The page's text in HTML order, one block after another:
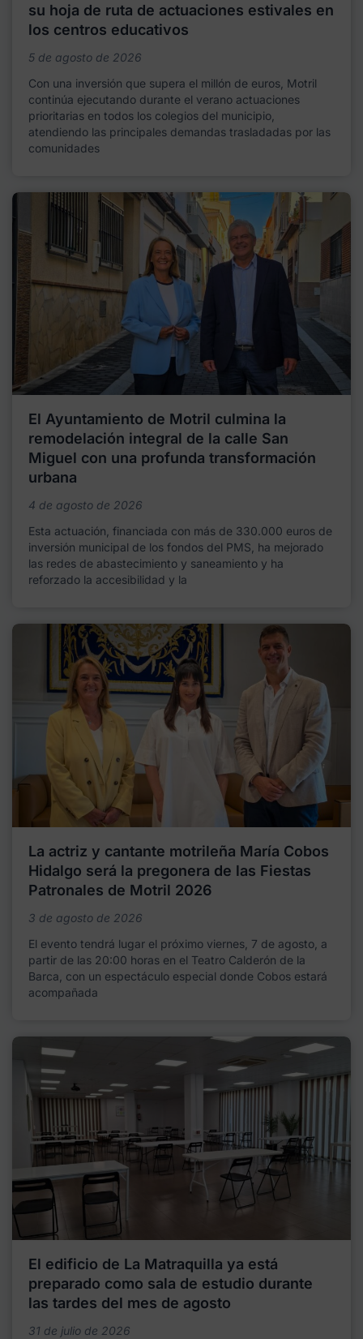
su hoja de ruta de actuaciones estivales en
los centros educativos
5 de agosto de 2026
Con una inversión que supera el millón de euros, Motril
continúa ejecutando durante el verano actuaciones
prioritarias en todos los colegios del municipio,
atendiendo las principales demandas trasladadas por las
comunidades
El Ayuntamiento de Motril culmina la
remodelación integral de la calle San
Miguel con una profunda transformación
urbana
4 de agosto de 2026
Esta actuación, financiada con más de 330.000 euros de
inversión municipal de los fondos del PMS, ha mejorado
las redes de abastecimiento y saneamiento y ha
reforzado la accesibilidad y la
La actriz y cantante motrileña María Cobos
Hidalgo será la pregonera de las Fiestas
Patronales de Motril 2026
3 de agosto de 2026
El evento tendrá lugar el próximo viernes, 7 de agosto, a
partir de las 20:00 horas en el Teatro Calderón de la
Barca, con un espectáculo especial donde Cobos estará
acompañada
El edificio de La Matraquilla ya está
preparado como sala de estudio durante
las tardes del mes de agosto
31 de julio de 2026